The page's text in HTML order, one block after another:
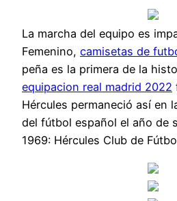
La marcha del equipo es
Femenino, camisetas de
peña es la primera de la
equipacion real madrid 2022
Hércules permaneció así en
del fútbol español el año de
1969: Hércules Club de